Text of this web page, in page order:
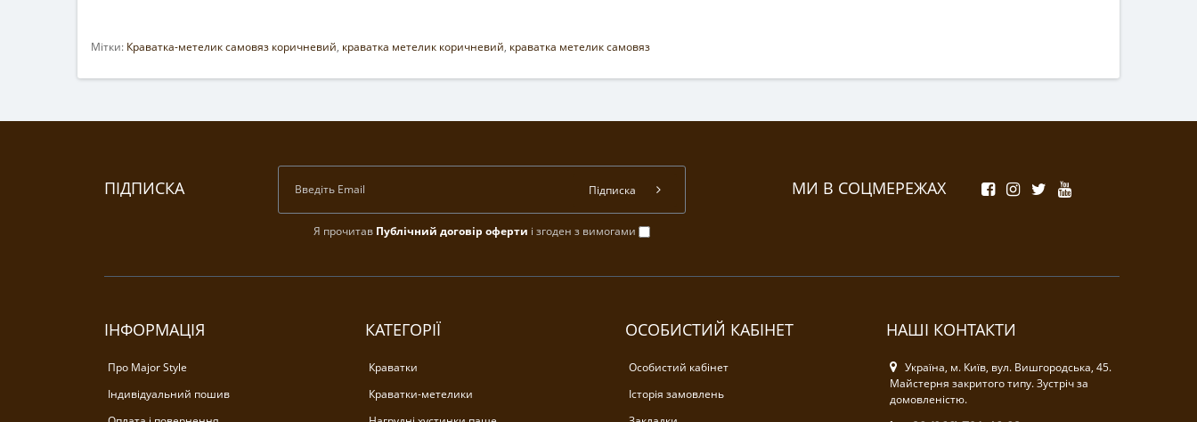
Мітки: Краватка-метелик самовяз коричневий, краватка метелик коричневий, краватка метелик самовяз
ПІДПИСКА
Я прочитав Публічний договір оферти і згоден з вимогами
Підписка МИ В СОЦМЕРЕЖАХ
ІНФОРМАЦІЯ
Про Major Style
Індивідуальний пошив
КАТЕГОРІЇ
Краватки
Краватки-метелики
ОСОБИСТИЙ КАБІНЕТ
Особистий кабінет
Історія замовлень
НАШІ КОНТАКТИ
Україна, м. Київ, вул. Вишгородська, 45.
Майстерня закритого типу. Зустріч за
домовленістю.